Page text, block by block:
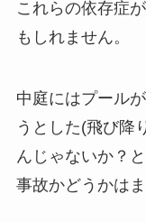
これらの依存症
もしれません。
中庭にはプール
うとした(飛び降
んじゃないか？
事故かどうかは